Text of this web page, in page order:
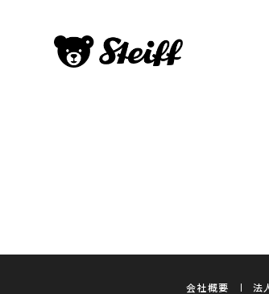
会社概要 法